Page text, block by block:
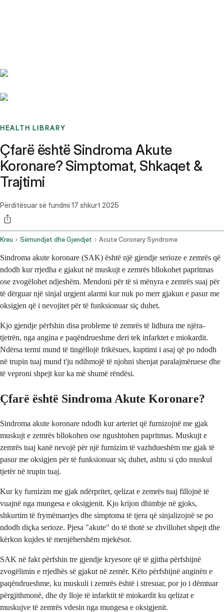
HEALTH LIBRARY
Çfarë është Sindroma Akute
Koronare? Simptomat, Shkaqet &
Trajtimi
Përditësuar së fundmi 17 shkurt 2025
Kreu Sëmundjet dhe Gjendjet Acute Coronary Syndrome
Sindroma akute koronare (SAK) është një gjendje serioze e zemrës që
ndodh kur rrjedha e gjakut në muskujt e zemrës bllokohet papritmas
ose zvogëlohet ndjeshëm. Mendoni për të si mënyra e zemrës suaj për
të dërguar një sinjal urgjent alarmi kur nuk po merr gjakun e pasur me
oksigjen që i nevojitet për të funksionuar siç duhet.
Kjo gjendje përfshin disa probleme të zemrës të lidhura me njëra-
tjetrën, nga angina e paqëndrueshme deri tek infarktet e miokardit.
Ndërsa termi mund të tingëllojë frikësues, kuptimi i asaj që po ndodh
në trupin tuaj mund t'ju ndihmojë të njohni shenjat paralajmëruese dhe
të veproni shpejt kur ka më shumë rëndësi.
Çfarë është Sindroma Akute Koronare?
Sindroma akute koronare ndodh kur arteriet që furnizojnë me gjak
muskujt e zemrës bllokohen ose ngushtohen papritmas. Muskujt e
zemrës tuaj kanë nevojë për një furnizim të vazhdueshëm me gjak të
pasur me oksigjen për të funksionuar siç duhet, ashtu si çdo muskul
tjetër në trupin tuaj.
Kur ky furnizim me gjak ndërpritet, qelizat e zemrës tuaj fillojnë të
vuajnë nga mungesa e oksigjenit. Kjo krijon dhimbje në gjoks,
shkurtim të frymëmarrjes dhe simptoma të tjera që sinjalizojnë se po
ndodh diçka serioze. Pjesa "akute" do të thotë se zhvillohet shpejt dhe
kërkon kujdes të menjëhershëm mjekësor.
SAK në fakt përfshin tre gjendje kryesore që të gjitha përfshijnë
zvogëlimin e rrjedhës së gjakut në zemër. Këto përfshijnë anginën e
paqëndrueshme, ku muskuli i zemrës është i stresuar, por jo i dëmtuar
përgjithmonë, dhe dy lloje të infarktit të miokardit ku qelizat e
muskujve të zemrës vdesin nga mungesa e oksigjenit.